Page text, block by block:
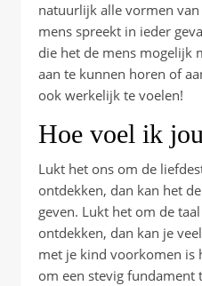
natuurlijk alle vormen
mens spreekt in ieder
die het de mens mogelijk
aan te kunnen horen of
ook werkelijk te voelen!
Hoe voel ik
Lukt het ons om de
ontdekken, dan kan het
geven. Lukt het om de
ontdekken, dan kan je
met je kind voorkomen is
om een stevig fundament